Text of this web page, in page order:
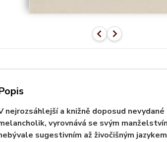
nejrozsáhlejší a knižně doposud
vyrovnává se svým
sugestivním až živočišným